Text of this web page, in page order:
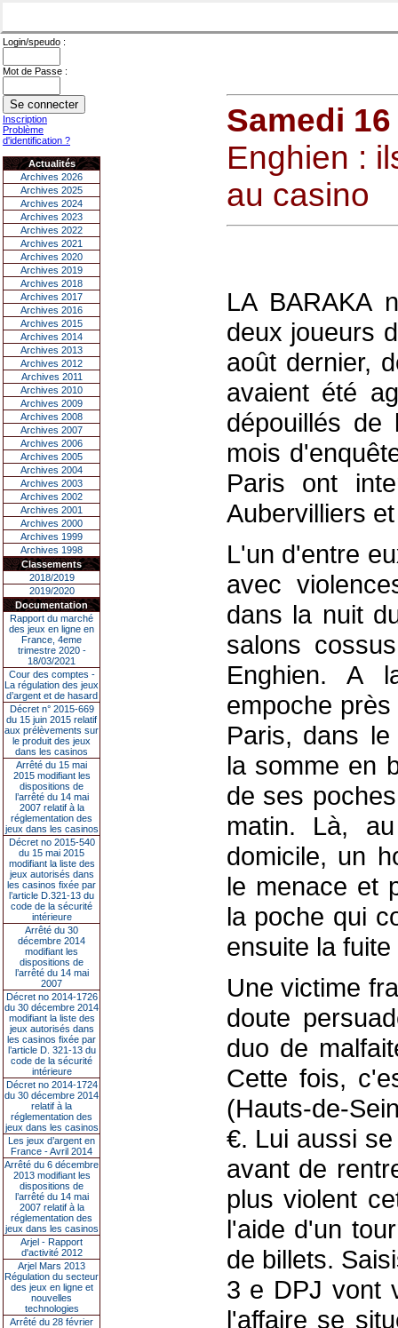
Login/speudo :
Mot de Passe :
Inscription
Problème
d'identification ?
Actualités
Archives 2026
Archives 2025
Archives 2024
Archives 2023
Archives 2022
Archives 2021
Archives 2020
Archives 2019
Archives 2018
Archives 2017
Archives 2016
Archives 2015
Archives 2014
Archives 2013
Archives 2012
Archives 2011
Archives 2010
Archives 2009
Archives 2008
Archives 2007
Archives 2006
Archives 2005
Archives 2004
Archives 2003
Archives 2002
Archives 2001
Archives 2000
Archives 1999
Archives 1998
Classements
2018/2019
2019/2020
Documentation
Rapport du marché
des jeux en ligne en
France, 4eme
trimestre 2020 -
18/03/2021
Cour des comptes -
La régulation des jeux
d’argent et de hasard
Décret n° 2015-669
du 15 juin 2015 relatif
aux prélèvements sur
le produit des jeux
dans les casinos
Arrêté du 15 mai
2015 modifiant les
dispositions de
l’arrêté du 14 mai
2007 relatif à la
réglementation des
jeux dans les casinos
Décret no 2015-540
du 15 mai 2015
modifiant la liste des
jeux autorisés dans
les casinos fixée par
l’article D.321-13 du
code de la sécurité
intérieure
Arrêté du 30
décembre 2014
modifiant les
dispositions de
l’arrêté du 14 mai
2007
Décret no 2014-1726
du 30 décembre 2014
modifiant la liste des
jeux autorisés dans
les casinos fixée par
l’article D. 321-13 du
code de la sécurité
intérieure
Décret no 2014-1724
du 30 décembre 2014
relatif à la
réglementation des
jeux dans les casinos
Les jeux d’argent en
France - Avril 2014
Arrêté du 6 décembre
2013 modifiant les
dispositions de
l’arrêté du 14 mai
2007 relatif à la
réglementation des
jeux dans les casinos
Arjel - Rapport
d'activité 2012
Arjel Mars 2013
Régulation du secteur
des jeux en ligne et
nouvelles
technologies
Arrêté du 28 février
Samedi
Enghien :
au casino
LA BARAKA
deux joueurs
août dernier,
avaient été
dépouillés de
mois
Paris ont
Aubervilliers
L'un d'entre
avec
dans la nuit
salons
Enghien. A
empoche
Paris, dans
la somme en
de ses
matin. Là,
domicile, un
le menace et
la poche qui
ensuite la
Une victime
doute
duo de
Cette fois,
(Hauts-de-
€. Lui aussi
avant de
plus violent
l'aide d'un
de billets.
3 e DPJ vont
l'affaire se